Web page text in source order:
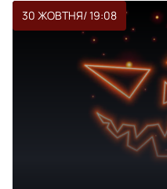
30 ЖОВТНЯ/ 19:08